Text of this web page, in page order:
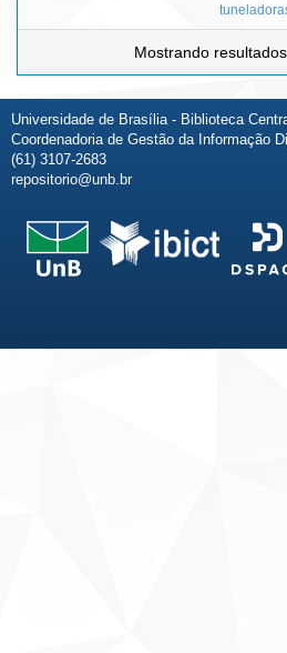
Mostrando
Universidade de Brasília - Biblioteca
Coordenadoria de Gestão da Informação
(61) 3107-2683
repositorio@unb.br